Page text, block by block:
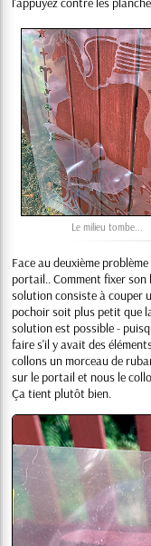
Le milieu tombe...
Face au deuxième problème
portail.. Comment fixer son
solution consiste à couper
pochoir soit plus petit que
solution est possible -
faire s'il y avait des
collons un morceau de
sur le portail et nous le
Ça tient plutôt bien.